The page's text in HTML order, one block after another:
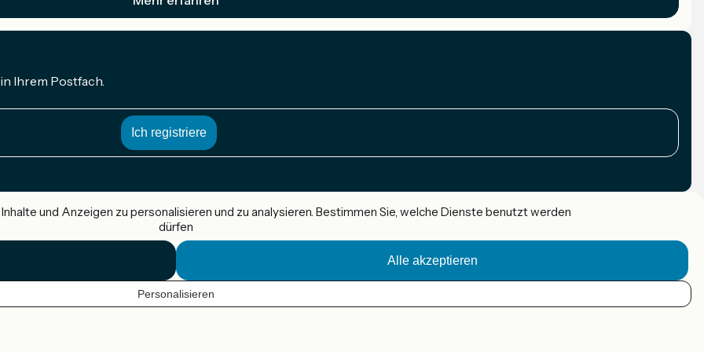
Ihrem Postfach.
und Anzeigen zu personalisieren und zu analysieren. Bestimmen Sie, welche Dienste benutzt werden
dürfen
Alle akzeptieren
Personalisieren